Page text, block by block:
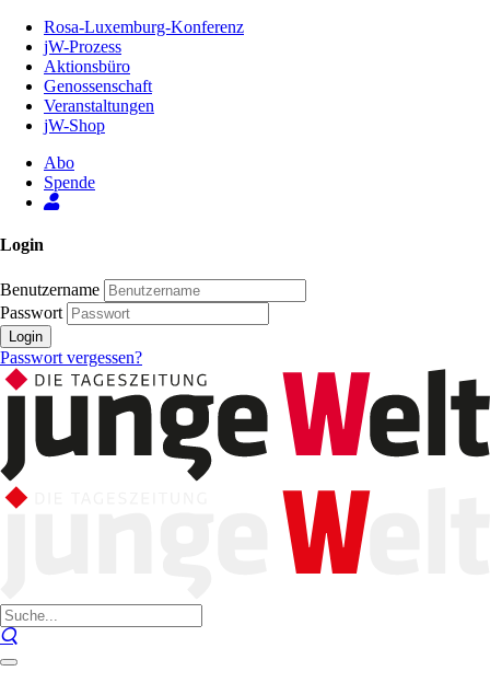
Inhalt
Seite
Rosa-Luxemburg-Konferenz
jW-Prozess
Aktionsbüro
Genossenschaft
Veranstaltungen
jW-Shop
Abo
Spende
Login
Benutzername
Passwort
Login
Passwort vergessen?